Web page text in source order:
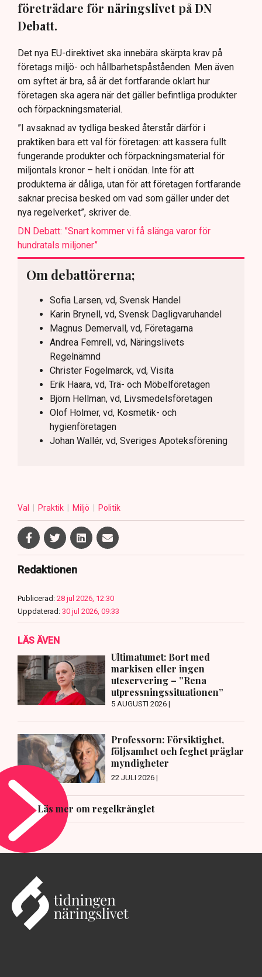
företrädare för näringslivet på DN
Debatt.
Det nya EU-direktivet ska innebära skärpta krav på
företags miljö- och hållbarhetspåståenden. Men även
om syftet är bra, så är det fortfarande oklart hur
företagen ska agera när det gäller befintliga produkter
och förpackningsmaterial.
”I avsaknad av tydliga besked återstår därför i
praktiken bara ett val för företagen: att kassera fullt
fungerande produkter och förpackningsmaterial för
miljontals kronor – helt i onödan. Inte för att
produkterna är dåliga, utan för att företagen fortfarande
saknar precisa besked om vad som gäller under det
nya regelverket”, skriver de.
DN Debatt: ”Snart kommer vi få slänga varor för
hundratals miljoner”
Om debattörerna;
Sofia Larsen, vd, Svensk Handel
Karin Brynell, vd, Svensk Dagligvaruhandel
Magnus Demervall, vd, Företagarna
Andrea Femrell, vd, Näringslivets
Regelnämnd
Christer Fogelmarck, vd, Visita
Erik Haara, vd, Trä- och Möbelföretagen
Björn Hellman, vd, Livsmedelsföretagen
Olof Holmer, vd, Kosmetik- och
hygienföretagen
Johan Wallér, vd, Sveriges Apoteksförening
Val Praktik Miljö Politik
Redaktionen
Publicerad: 28 jul 2026, 12:30
Uppdaterad: 30 jul 2026, 09:33
LÄS ÄVEN
Ultimatumet: Bort med
markisen eller ingen
uteservering – ”Rena
utpressningssituationen”
5 AUGUSTI 2026 |
Professorn: Försiktighet,
följsamhet och feghet präglar
myndigheter
22 JULI 2026 |
Läs mer om regelkrånglet